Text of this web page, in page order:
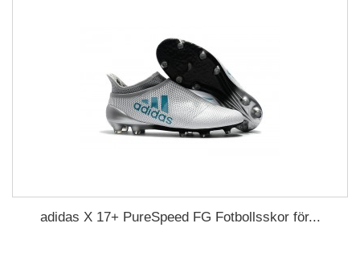
adidas X 17+ PureSpeed FG Fotbollsskor för...